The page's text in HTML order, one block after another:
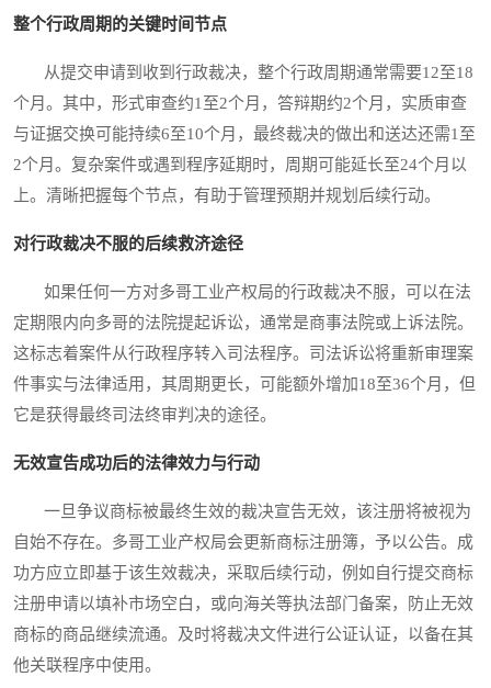
整个行政周期的关键时间节点
从提交申请到收到行政裁决，整个行政周期通常需要12至18
个月。其中，形式审查约1至2个月，答辩期约2个月，实质审查
与证据交换可能持续6至10个月，最终裁决的做出和送达还需1至
2个月。复杂案件或遇到程序延期时，周期可能延长至24个月以
上。清晰把握每个节点，有助于管理预期并规划后续行动。
对行政裁决不服的后续救济途径
如果任何一方对多哥工业产权局的行政裁决不服，可以在法
定期限内向多哥的法院提起诉讼，通常是商事法院或上诉法院。
这标志着案件从行政程序转入司法程序。司法诉讼将重新审理案
件事实与法律适用，其周期更长，可能额外增加18至36个月，但
它是获得最终司法终审判决的途径。
无效宣告成功后的法律效力与行动
一旦争议商标被最终生效的裁决宣告无效，该注册将被视为
自始不存在。多哥工业产权局会更新商标注册簿，予以公告。成
功方应立即基于该生效裁决，采取后续行动，例如自行提交商标
注册申请以填补市场空白，或向海关等执法部门备案，防止无效
商标的商品继续流通。及时将裁决文件进行公证认证，以备在其
他关联程序中使用。